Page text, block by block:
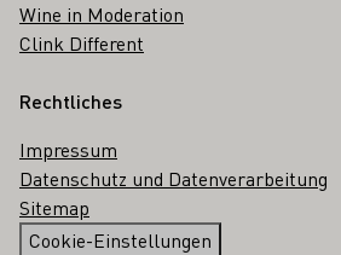
Wine in Moderation
Clink Different
Rechtliches
Impressum
Datenschutz und Datenverarbeitung
Sitemap
Cookie-Einstellungen